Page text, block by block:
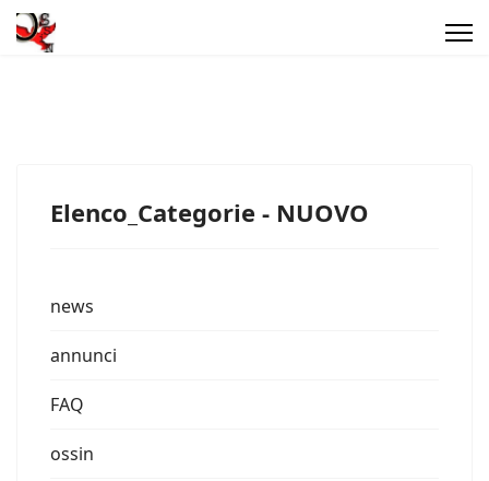
Elenco_Categorie - NUOVO
news
annunci
FAQ
ossin